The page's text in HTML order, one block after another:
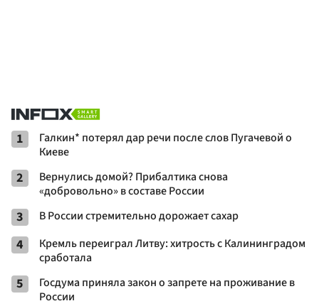
1
Галкин* потерял дар речи после слов Пугачевой о
Киеве
2
Вернулись домой? Прибалтика снова
«добровольно» в составе России
3 В России стремительно дорожает сахар
4
Кремль переиграл Литву: хитрость с Калининградом
сработала
5
Госдума приняла закон о запрете на проживание в
России